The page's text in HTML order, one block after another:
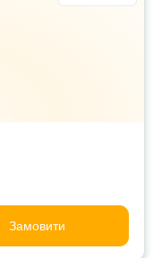
Замовити